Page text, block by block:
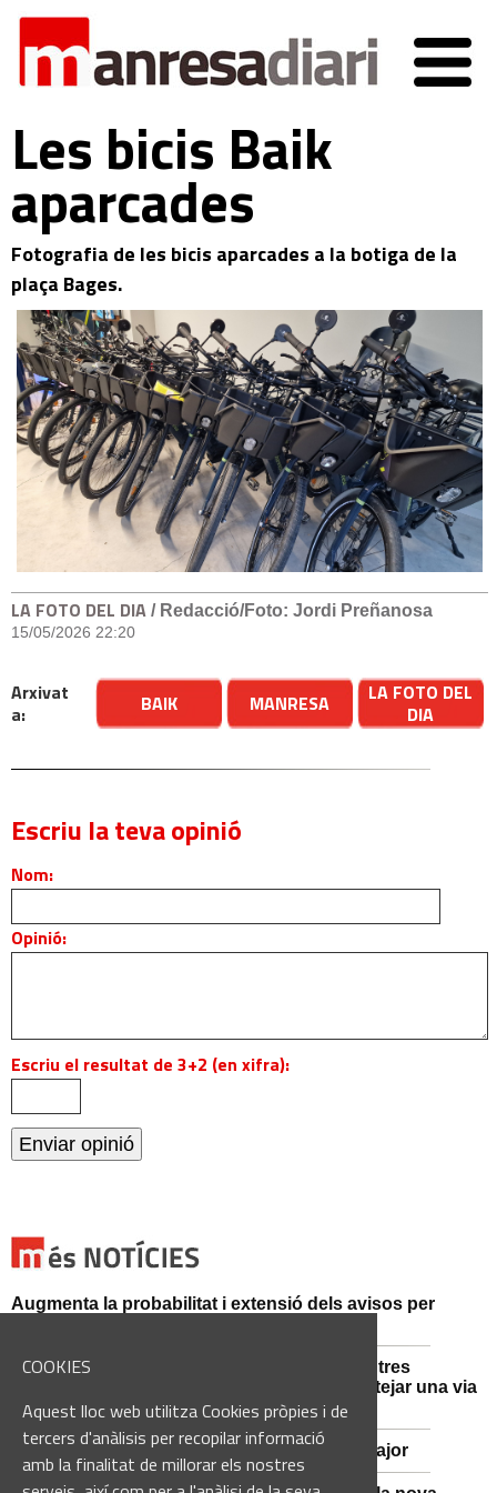
COOKIES
Aquest lloc web utilitza Cookies pròpies i de
tercers d'anàlisis per recopilar informació
amb la finalitat de millorar els nostres
Les bicis Baik
aparcades
Fotografia de les bicis aparcades a la botiga de la
plaça Bages.
LA FOTO DEL DIA / Redacció/Foto: Jordi Preñanosa
15/05/2026 22:20
Arxivat
a:
BAIK MANRESA
LA FOTO DEL
DIA
Escriu la teva opinió
Nom:
Opinió:
Escriu el resultat de 3+2 (en xifra):
Augmenta la probabilitat i extensió dels avisos per
Mossos d'Esquadra i Guàrdia Civil detenen tres
persones i n'investiguen una altra per sabotejar una via
fèrria al Bages
Viladordis es prepara per una nova Festa Major